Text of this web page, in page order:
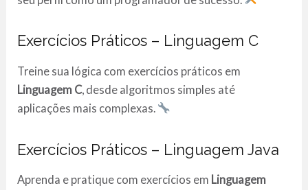
Exercícios Práticos – Linguagem C
Treine sua lógica com exercícios práticos em
Linguagem C, desde algoritmos simples até
aplicações mais complexas.
Exercícios Práticos – Linguagem Java
Aprenda e pratique com exercícios em Linguagem